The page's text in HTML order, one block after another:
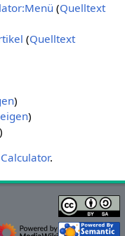
(Quelltext
(Quelltext
)
)
)
.